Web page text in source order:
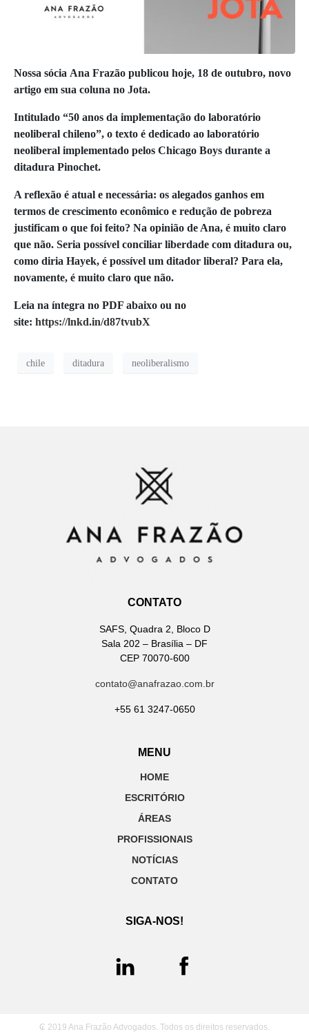
Nossa sócia Ana Frazão publicou hoje, 18 de outubro, novo
artigo em sua coluna no Jota.
Intitulado “50 anos da implementação do laboratório
neoliberal chileno”, o texto é dedicado ao laboratório
neoliberal implementado pelos Chicago Boys durante a
ditadura Pinochet.
A reflexão é atual e necessária: os alegados ganhos em
termos de crescimento econômico e redução de pobreza
justificam o que foi feito? Na opinião de Ana, é muito claro
que não. Seria possível conciliar liberdade com ditadura ou,
como diria Hayek, é possível um ditador liberal? Para ela,
novamente, é muito claro que não.
Leia na íntegra no PDF abaixo ou no
site: https://lnkd.in/d87tvubX
chile ditadura neoliberalismo
CONTATO
SAFS, Quadra 2, Bloco D
Sala 202 – Brasília – DF
CEP 70070-600
contato@anafrazao.com.br
+55 61 3247-0650
MENU
HOME
ESCRITÓRIO
ÁREAS
PROFISSIONAIS
NOTÍCIAS
CONTATO
SIGA-NOS!
₢ 2019 Ana Frazão Advogados. Todos os direitos reservados.